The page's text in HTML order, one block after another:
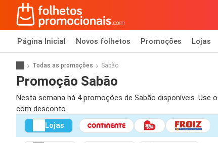
Página Inicial Novos folhetos Promoções Lojas
Todas as promoções Sabão
Promoção Sabão
Nesta semana há 4 promoções de Sabão disponíveis.
com desconto.
Lojas